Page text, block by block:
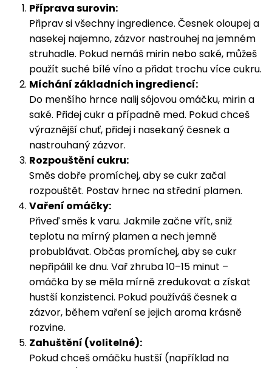
Příprava surovin:
Připrav si všechny ingredience. Česnek oloupej a
nasekej najemno, zázvor nastrouhej na jemném
struhadle. Pokud nemáš mirin nebo saké, můžeš
použít suché bílé víno a přidat trochu více cukru.
Míchání základních ingrediencí:
Do menšího hrnce nalij sójovou omáčku, mirin a
saké. Přidej cukr a případně med. Pokud chceš
výraznější chuť, přidej i nasekaný česnek a
nastrouhaný zázvor.
Rozpouštění cukru:
Směs dobře promíchej, aby se cukr začal
rozpouštět. Postav hrnec na střední plamen.
Vaření omáčky:
Přiveď směs k varu. Jakmile začne vřít, sniž
teplotu na mírný plamen a nech jemně
probublávat. Občas promíchej, aby se cukr
nepřipálil ke dnu. Vař zhruba 10–15 minut –
omáčka by se měla mírně zredukovat a získat
hustší konzistenci. Pokud používáš česnek a
zázvor, během vaření se jejich aroma krásně
rozvine.
Zahuštění (volitelné):
Pokud chceš omáčku hustší (například na